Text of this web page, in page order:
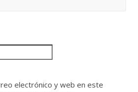
electrónico y web en este